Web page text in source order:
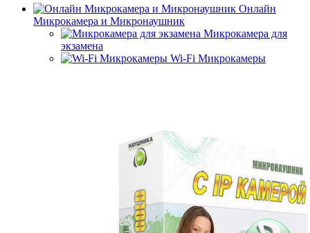
Онлайн
Микрокамера и Микронаушник
Микрокамера для
экзамена
Wi-Fi Микрокамеры